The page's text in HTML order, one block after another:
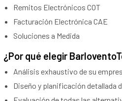
Remitos Electrónicos COT
Facturación Electrónica CAE
Soluciones a Medida
¿Por qué elegir
Análisis exhaustivo de su
Diseño y planificación detallada